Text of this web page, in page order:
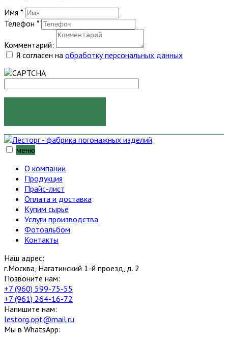
Имя *
Телефон *
Комментарий:
Я согласен на обработку персональных данных
меню
О компании
Продукция
Прайс-лист
Оплата и доставка
Купим сырье
Услуги производства
Фотоальбом
Контакты
Наш адрес:
г.Москва, Нагатинский 1-й проезд, д. 2
Позвоните нам:
+7 (960) 599-75-55
+7 (961) 264-16-72
Напишите нам:
lestorg.opt@mail.ru
Мы в WhatsApp: